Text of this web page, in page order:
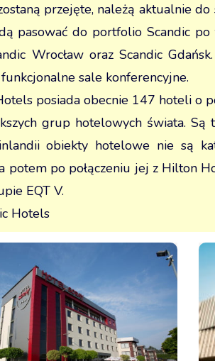
przejęte, należą aktualnie
pasować do portfolio Scandic
Wrocław oraz Scandic
sale konferencyjne.
posiada obecnie 147 hoteli o
grup hotelowych świata.
obiekty hotelowe nie są
potem po połączeniu jej z Hilton
EQT V.
Hotels